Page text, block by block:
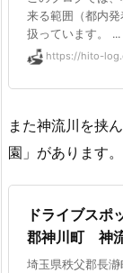
来る範囲（都内
扱っています。 ...
https://hito-
また神流川を挟
園」があります。
ドライブス
郡神川町 神
埼玉県秩父郡長